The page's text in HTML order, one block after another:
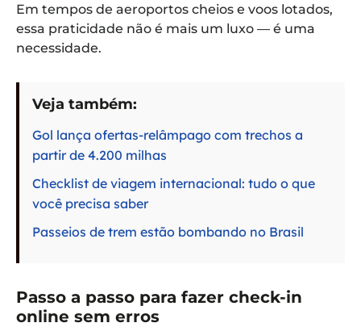
Em tempos de aeroportos cheios e voos lotados,
essa praticidade não é mais um luxo — é uma
necessidade.
Veja também:
Gol lança ofertas-relâmpago com trechos a
partir de 4.200 milhas
Checklist de viagem internacional: tudo o que
você precisa saber
Passeios de trem estão bombando no Brasil
Passo a passo para fazer check-in
online sem erros